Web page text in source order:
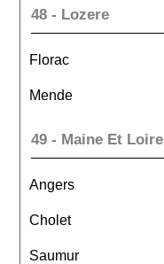
48 - Lozere
Florac
Mende
49 - Maine Et Loire
Angers
Cholet
Saumur